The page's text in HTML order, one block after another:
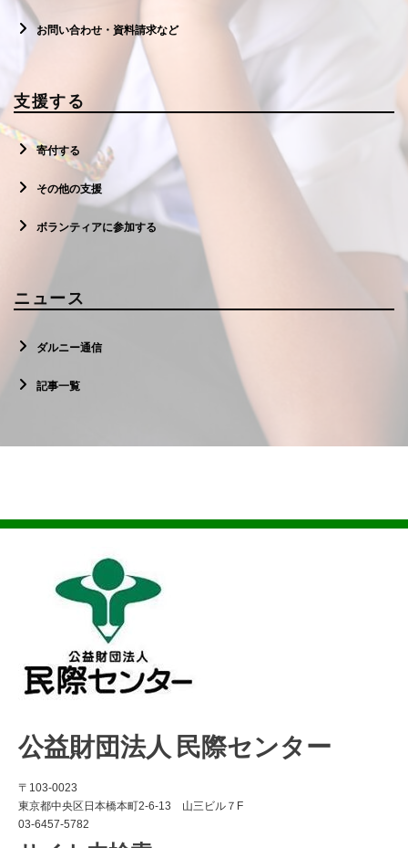
お問い合わせ・資料請求など
支援する
寄付する
その他の支援
ボランティアに参加する
ニュース
ダルニー通信
記事一覧
公益財団法人 民際センター
〒103-0023
東京都中央区日本橋本町2-6-13 山三ビル７F
03-6457-5782